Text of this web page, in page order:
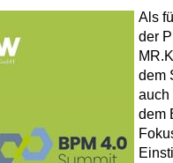
Als
der
dem
auch
dem